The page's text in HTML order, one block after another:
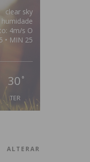
clear sky
humidade
4m/s O
• MIN 25
30 °
TER
ALTERAR